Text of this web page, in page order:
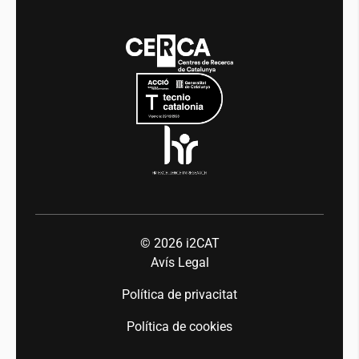
Equitat i diversitat
© 2026 i2CAT
Avís Legal
Política de privacitat
Política de cookies